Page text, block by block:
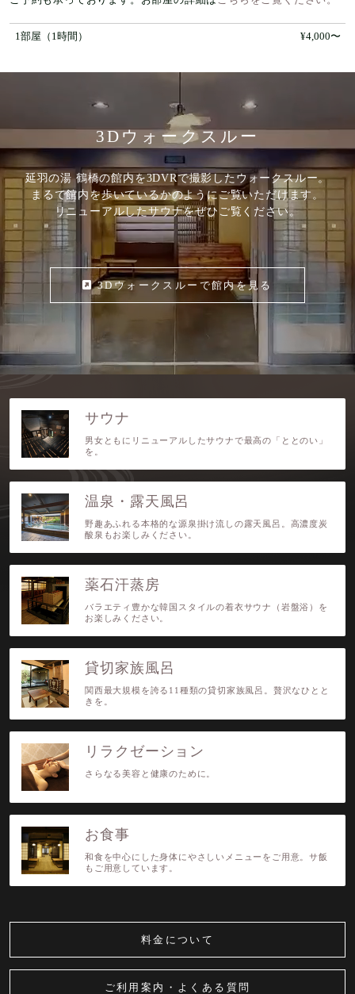
1部屋（1時間） ¥4,000〜
3Dウォークスルー
延羽の湯 鶴橋の館内を3DVRで撮影したウォークスルー。
まるで館内を歩いているかのようにご覧いただけます。
リニューアルしたサウナをぜひご覧ください。
3Dウォークスルーで館内を見る
サウナ
男女ともにリニューアルしたサウナで最高の「ととのい」
を。
温泉・露天風呂
野趣あふれる本格的な源泉掛け流しの露天風呂。高濃度炭
酸泉もお楽しみください。
薬石汗蒸房
バラエティ豊かな韓国スタイルの着衣サウナ（岩盤浴）を
お楽しみください。
貸切家族風呂
関西最大規模を誇る11種類の貸切家族風呂。贅沢なひとと
きを。
リラクゼーション
さらなる美容と健康のために。
お食事
和食を中心にした身体にやさしいメニューをご用意。サ飯
もご用意しています。
料金について
ご利用案内・よくある質問